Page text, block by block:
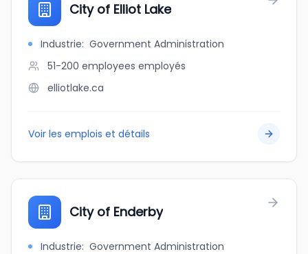
City of Elliot Lake
Industrie: Government Administration
51-200 employees employés
elliotlake.ca
Voir les emplois et détails
City of Enderby
Industrie: Government Administration